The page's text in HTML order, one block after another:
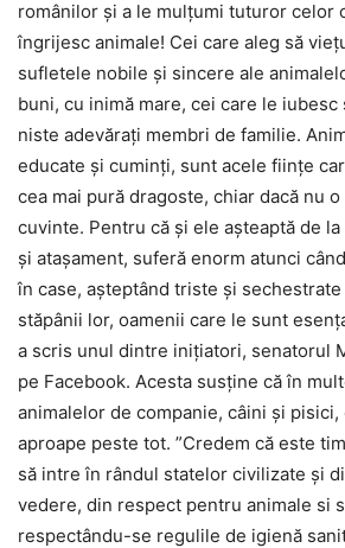
românilor şi a le mulţumi tuturor celor
îngrijesc animale! Cei care aleg să
sufletele nobile şi sincere ale
buni, cu inimă mare, cei care le iubesc
niste adevăraţi membri de familie.
educate şi cuminţi, sunt acele fiinţe
cea mai pură dragoste, chiar dacă nu
cuvinte. Pentru că şi ele aşteaptă de
şi ataşament, suferă enorm atunci
în case, aşteptând triste şi
stăpânii lor, oamenii care le sunt
a scris unul dintre inițiatori, senatorul
pe Facebook. Acesta susține că în
animalelor de companie, câini şi
aproape peste tot. ”Credem că este
să intre în rândul statelor civilizate şi
vedere, din respect pentru animale si
respectându-se regulile de igienă